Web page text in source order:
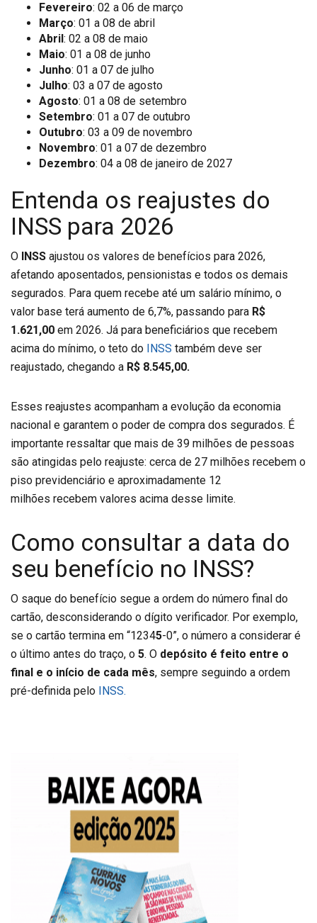
Fevereiro: 02 a 06 de março
Março: 01 a 08 de abril
Abril : 02 a 08 de maio
Maio: 01 a 08 de junho
Junho: 01 a 07 de julho
Julho: 03 a 07 de agosto
Agosto: 01 a 08 de setembro
Setembro: 01 a 07 de outubro
Outubro: 03 a 09 de novembro
Novembro: 01 a 07 de dezembro
Dezembro: 04 a 08 de janeiro de 2027
Entenda os reajustes do
INSS para 2026
O INSS ajustou os valores de benefícios para 2026,
afetando aposentados, pensionistas e todos os demais
segurados. Para quem recebe até um salário mínimo, o
valor base terá aumento de 6,7%, passando para R$
1.621,00 em 2026. Já para beneficiários que recebem
acima do mínimo, o teto do
INSS também deve ser
reajustado, chegando a R$ 8.545,00.
Esses reajustes acompanham a evolução da economia
nacional e garantem o poder de compra dos segurados. É
importante ressaltar que mais de 39 milhões de pessoas
são atingidas pelo reajuste: cerca de 27 milhões recebem o
piso previdenciário e aproximadamente 12
milhões recebem valores acima desse limite.
Como consultar a data do
seu benefício no INSS?
O saque do benefício segue a ordem do número final do
cartão, desconsiderando o dígito verificador. Por exemplo,
se o cartão termina em “12345-0”, o número a considerar é
o último antes do traço, o 5. O depósito é feito entre o
final e o início de cada mês, sempre seguindo a ordem
pré-definida pelo
INSS.